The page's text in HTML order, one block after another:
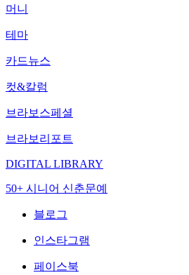
머니
테마
카드뉴스
컷&칼럼
브라보스페셜
브라보리포트
DIGITAL LIBRARY
50+ 시니어 신춘문예
블로그
인스타그램
페이스북